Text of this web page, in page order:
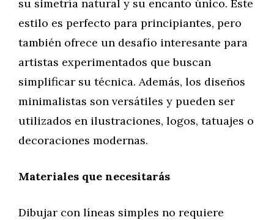
su simetría natural y su encanto único. Este
estilo es perfecto para principiantes, pero
también ofrece un desafío interesante para
artistas experimentados que buscan
simplificar su técnica. Además, los diseños
minimalistas son versátiles y pueden ser
utilizados en ilustraciones, logos, tatuajes o
decoraciones modernas.
Materiales que necesitarás
Dibujar con líneas simples no requiere